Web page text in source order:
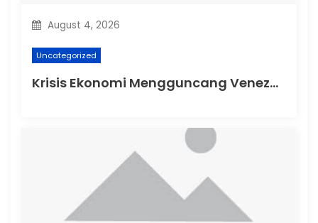
August 4, 2026
Uncategorized
Krisis Ekonomi Mengguncang Venezuela